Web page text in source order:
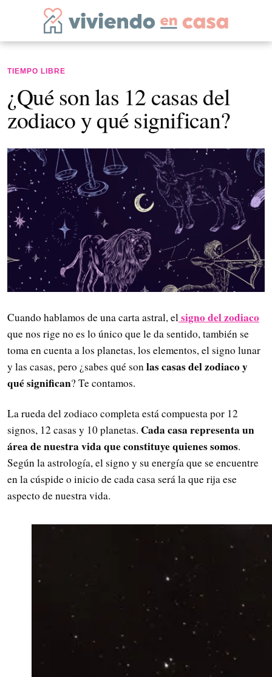
TIEMPO LIBRE
¿Qué son las 12 casas del
zodiaco y qué significan?
Cuando hablamos de una carta astral, el signo del zodiaco
que nos rige no es lo único que le da sentido, también se
toma en cuenta a los planetas, los elementos, el signo lunar
y las casas, pero ¿sabes qué son las casas del zodiaco y
qué significan? Te contamos.
La rueda del zodiaco completa está compuesta por 12
signos, 12 casas y 10 planetas. Cada casa representa un
área de nuestra vida que constituye quienes somos.
Según la astrología, el signo y su energía que se encuentre
en la cúspide o inicio de cada casa será la que rija ese
aspecto de nuestra vida.